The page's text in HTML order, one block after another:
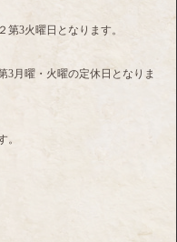
第3火曜日となります。
3月曜・火曜の定休日となりま
。